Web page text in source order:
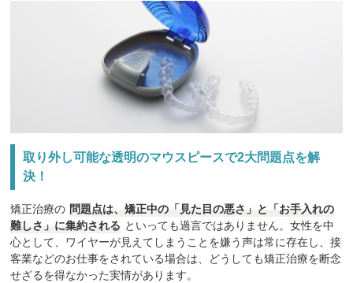
取り外し可能な透明のマウスピースで2大問題点を解
決！
矯正治療の 問題点は、矯正中の「見た目の悪さ」と「お手入れの
難しさ」に集約される といっても過言ではありません。女性を中
心として、ワイヤーが見えてしまうことを嫌う声は常に存在し、接
客業などのお仕事をされている場合は、どうしても矯正治療を断念
せざるを得なかった実情があります。